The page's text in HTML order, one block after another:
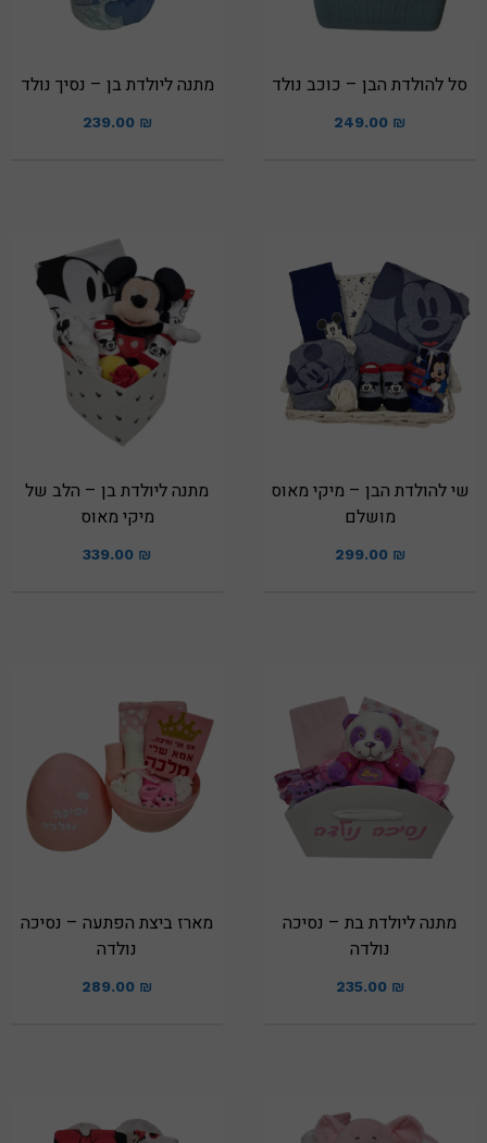
סל להולדת הבן – כוכב נולד
249.00 ₪
מתנה ליולדת בן – נסיך נולד
239.00 ₪
שי להולדת הבן – מיקי מאוס
מושלם
299.00 ₪
מתנה ליולדת בן – הלב של
מיקי מאוס
339.00 ₪
מתנה ליולדת בת – נסיכה
נולדה
235.00 ₪
מארז ביצת הפתעה – נסיכה
נולדה
289.00 ₪